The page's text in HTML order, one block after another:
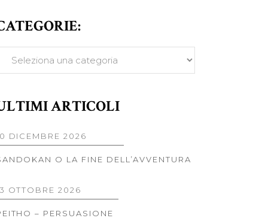
ARTICOLI
DICEMBRE 2026
O LA FINE DELL’AVVENTURA
OTTOBRE 2026
– PERSUASIONE